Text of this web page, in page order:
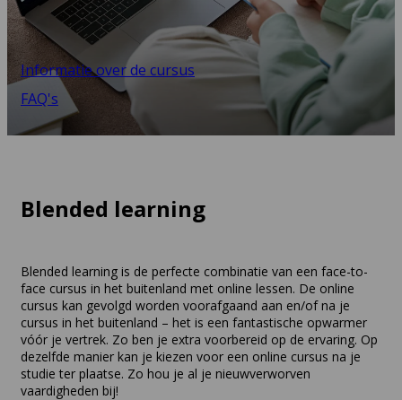
Informatie over de cursus
FAQ's
Blended learning
Blended learning is de perfecte combinatie van een face-to-
face cursus in het buitenland met online lessen. De online
cursus kan gevolgd worden voorafgaand aan en/of na je
cursus in het buitenland – het is een fantastische opwarmer
vóór je vertrek. Zo ben je extra voorbereid op de ervaring. Op
dezelfde manier kan je kiezen voor een online cursus na je
studie ter plaatse. Zo hou je al je nieuwverworven
vaardigheden bij!